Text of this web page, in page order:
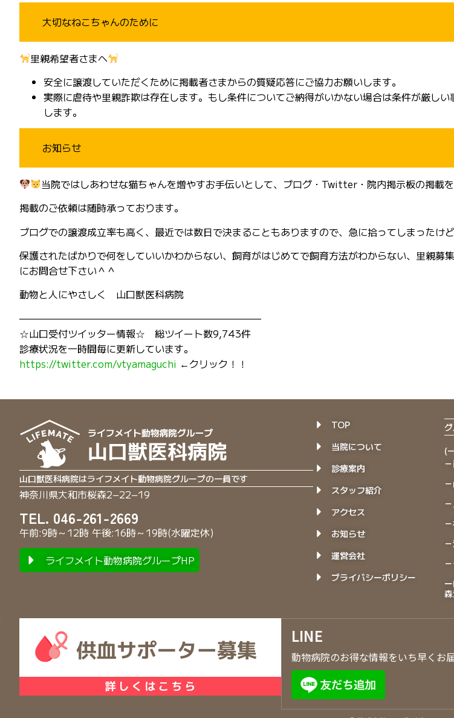
大切なねこちゃんのために
里親希望者さまへ
安全に譲渡していただくために掲載者さまからの質疑応答にご協力お願いします。
実際に虐待や里親詐欺は存在します。もし条件についてご納得がいかない場合は条件が厳し
します。
お知らせ
当院ではしあわせな猫ちゃんを増やすお手伝いとして、ブログ・Twitter・院内掲示板の掲載を
掲載のご依頼は随時承っております。
ブログでの譲渡成立率も高く、最近では数日で決まることもありますので、急に拾ってしまった
保護されたばかりで何をしていいかわからない、飼育がはじめてで飼育方法がわからない、里親
にお問合せ下さい＾＾
動物と人にやさしく 山口獣医科病院
—————————————————————————
☆山口受付ツイッター情報☆ 総ツイート数9,743件
診療状況を一時間毎に更新しています。
https://twitter.com/vtyamaguchi ←クリック！！
山口獣医科病院はライフメイト動物病院グループの一員です
神奈川県大和市桜森2−22−19
TEL. 046-261-2669
午前:9時～12時 午後:16時～19時(水曜定休)
ライフメイト動物病院グループHP
TOP
当院について
診療案内
スタッフ紹介
アクセス
お知らせ
運営会社
プライバシーポリシー
(
LINE
動物病院のお得な情報をいち早くお